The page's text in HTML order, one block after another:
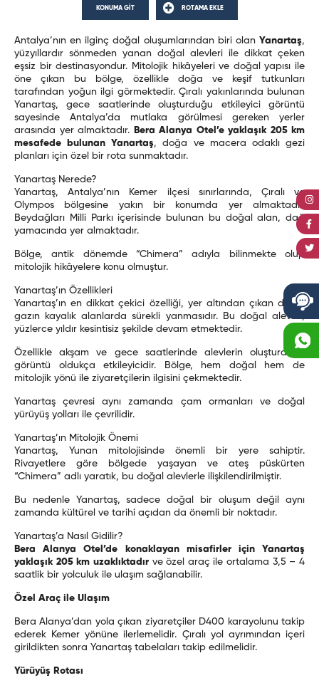
KONUMA GİT ROTAMA EKLE
Antalya’nın en ilginç doğal oluşumlarından biri olan Yanartaş,
yüzyıllardır sönmeden yanan doğal alevleri ile dikkat çeken
eşsiz bir destinasyondur. Mitolojik hikâyeleri ve doğal yapısı ile
öne çıkan bu bölge, özellikle doğa ve keşif tutkunları
tarafından yoğun ilgi görmektedir. Çıralı yakınlarında bulunan
Yanartaş, gece saatlerinde oluşturduğu etkileyici görüntü
sayesinde Antalya’da mutlaka görülmesi gereken yerler
arasında yer almaktadır.
Bera Alanya Otel’e yaklaşık 205 km
mesafede bulunan Yanartaş, doğa ve macera odaklı gezi
planları için özel bir rota sunmaktadır.
Yanartaş Nerede?
Yanartaş, Antalya’nın Kemer ilçesi sınırlarında, Çıralı ve
Olympos bölgesine yakın bir konumda yer almaktadır.
Beydağları Milli Parkı içerisinde bulunan bu doğal alan, dağ
yamacında yer almaktadır.
Bölge, antik dönemde “Chimera” adıyla bilinmekte olup
mitolojik hikâyelere konu olmuştur.
Yanartaş’ın Özellikleri
Yanartaş’ın en dikkat çekici özelliği, yer altından çıkan doğal
gazın kayalık alanlarda sürekli yanmasıdır. Bu doğal alevler,
yüzlerce yıldır kesintisiz şekilde devam etmektedir.
Özellikle akşam ve gece saatlerinde alevlerin oluşturduğu
görüntü oldukça etkileyicidir. Bölge, hem doğal hem de
mitolojik yönü ile ziyaretçilerin ilgisini çekmektedir.
Yanartaş çevresi aynı zamanda çam ormanları ve doğal
yürüyüş yolları ile çevrilidir.
Yanartaş’ın Mitolojik Önemi
Yanartaş, Yunan mitolojisinde önemli bir yere sahiptir.
Rivayetlere göre bölgede yaşayan ve ateş püskürten
“Chimera” adlı yaratık, bu doğal alevlerle ilişkilendirilmiştir.
Bu nedenle Yanartaş, sadece doğal bir oluşum değil aynı
zamanda kültürel ve tarihi açıdan da önemli bir noktadır.
Yanartaş’a Nasıl Gidilir?
Bera Alanya Otel’de konaklayan misafirler için Yanartaş
yaklaşık 205 km uzaklıktadırve özel araç ile ortalama 3,5 – 4
saatlik bir yolculuk ile ulaşım sağlanabilir.
Özel Araç ile Ulaşım
Bera Alanya’dan yola çıkan ziyaretçiler D400 karayolunu takip
ederek Kemer yönüne ilerlemelidir. Çıralı yol ayrımından içeri
girildikten sonra Yanartaş tabelaları takip edilmelidir.
Yürüyüş Rotası